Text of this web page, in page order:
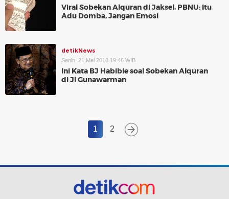
Viral Sobekan Alquran di Jaksel, PBNU: Itu
Adu Domba, Jangan Emosi
detikNews
Senin, 21 Mei 2018 19:46 WIB
Ini Kata BJ Habibie soal Sobekan Alquran
di Jl Gunawarman
1 2